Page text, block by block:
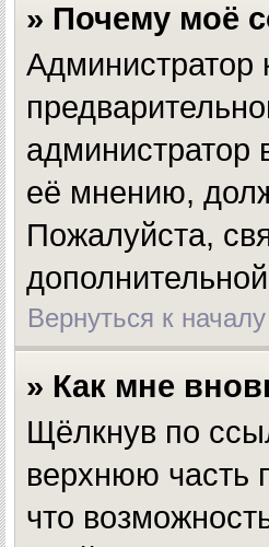
» Почему моё
Администратор
администратор
её мнению,
Пожалуйста,
Вернуться к началу
» Как мне
Щёлкнув по
верхнюю часть
что